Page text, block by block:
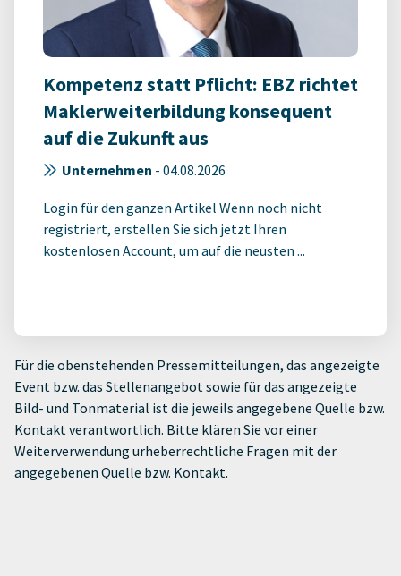
Kompetenz statt Pflicht: EBZ richtet
Maklerweiterbildung konsequent
auf die Zukunft aus
Unternehmen - 04.08.2026
Login für den ganzen Artikel Wenn noch nicht
registriert, erstellen Sie sich jetzt Ihren
kostenlosen Account, um auf die neusten ...
Für die obenstehenden Pressemitteilungen, das angezeigte
Event bzw. das Stellenangebot sowie für das angezeigte
Bild- und Tonmaterial ist die jeweils angegebene Quelle bzw.
Kontakt verantwortlich. Bitte klären Sie vor einer
Weiterverwendung urheberrechtliche Fragen mit der
angegebenen Quelle bzw. Kontakt.